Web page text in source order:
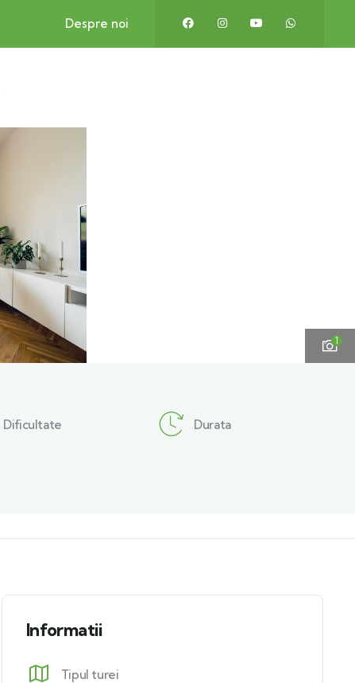
Despre noi
1
Dificultate Durata
Informatii
Tipul turei